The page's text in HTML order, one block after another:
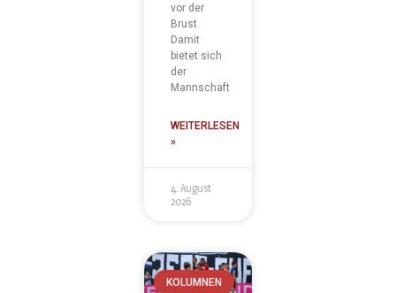
vor der
Brust.
Damit
bietet sich
der
Mannschaft
WEITERLESEN
»
4. August
2026
KOLUMNEN